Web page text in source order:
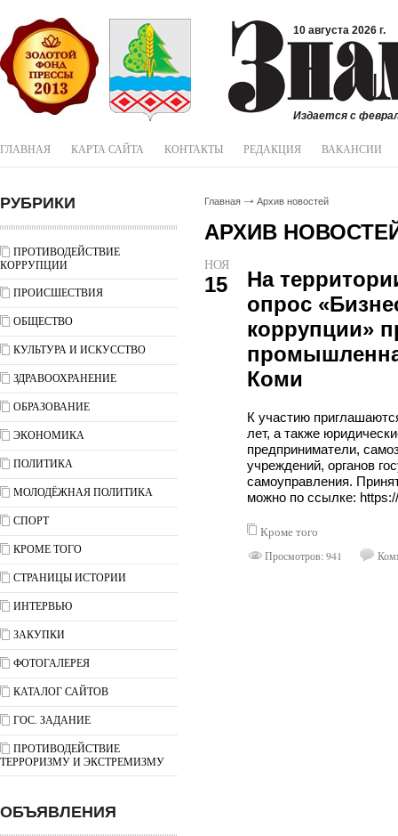
10 августа 2026 г.
Издается с
ГЛАВНАЯ КАРТА САЙТА КОНТАКТЫ РЕДАКЦИЯ ВАКАНСИИ
РУБРИКИ
ПРОТИВОДЕЙСТВИЕ
КОРРУПЦИИ
ПРОИСШЕСТВИЯ
ОБЩЕСТВО
КУЛЬТУРА И ИСКУССТВО
ЗДРАВООХРАНЕНИЕ
ОБРАЗОВАНИЕ
ЭКОНОМИКА
ПОЛИТИКА
МОЛОДЁЖНАЯ ПОЛИТИКА
СПОРТ
КРОМЕ ТОГО
СТРАНИЦЫ ИСТОРИИ
ИНТЕРВЬЮ
ЗАКУПКИ
ФОТОГАЛЕРЕЯ
КАТАЛОГ САЙТОВ
ГОС. ЗАДАНИЕ
ПРОТИВОДЕЙСТВИЕ
ТЕРРОРИЗМУ И ЭКСТРЕМИЗМУ
ОБЪЯВЛЕНИЯ
Главная Архив новостей
АРХИВ
НОЯ
15
На
опрос
коррупции»
Коми
К участию
лет, а также
предприниматели,
учреждений, органов
самоуправления.
можно по ссылке:
Кроме того
Просмотров: 941